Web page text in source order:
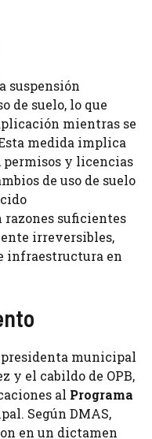
suspensión
de suelo, lo que
mientras se
medida implica
permisos y licencias
de uso de suelo
suficientes
irreversibles,
infraestructura en
municipal
y el cabildo de OPB,
al Programa
Según DMAS,
en un dictamen